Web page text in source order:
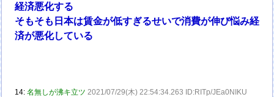
経済悪化する
そもそも日本は賃金が低すぎるせいで消費が伸び悩み経
済が悪化している
14:名無しが沸キ立ツ 2021/07/29(木) 22:54:34.263 ID:RITp/JEa0NIKU